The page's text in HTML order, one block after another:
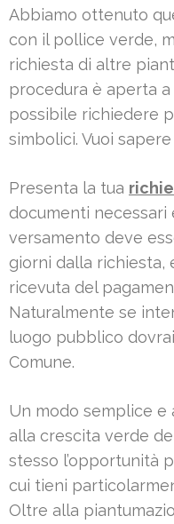
Abbiamo ottenuto
con il pollice verde,
richiesta di altre
procedura è aperta a
possibile richiedere
simbolici. Vuoi
Presenta la tua
documenti necessari
versamento deve
giorni dalla richiesta,
ricevuta del
Naturalmente se
luogo pubblico
Comune.
Un modo semplice
alla crescita verde
stesso l’opportunità
cui tieni
Oltre alla